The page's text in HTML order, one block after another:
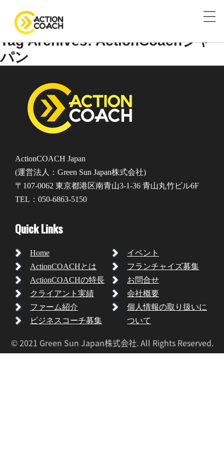
Tag Archives: ActionCoachジャ
パン
ActionCOACH Japan
(運営法人：Green Sun Japan株式会社)
〒107-0062 東京都港区南青山3-1-36 青山丸竹ビル6F
TEL：050-6863-5150
Quick Links
Home
ActionCOACHとは
ActionCOACHの特長
クライアント実績
ファーム紹介
ビジネスコーチ募集
イベント
フランチャイズ募集
お問合せ
会社概要
個人情報の取り扱いに
ついて
© 2021 Green Sun Japan株式会社. All Rights Reserved.